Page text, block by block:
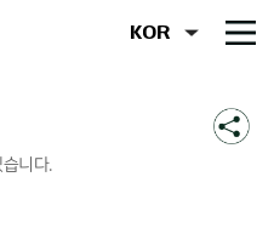
니다.